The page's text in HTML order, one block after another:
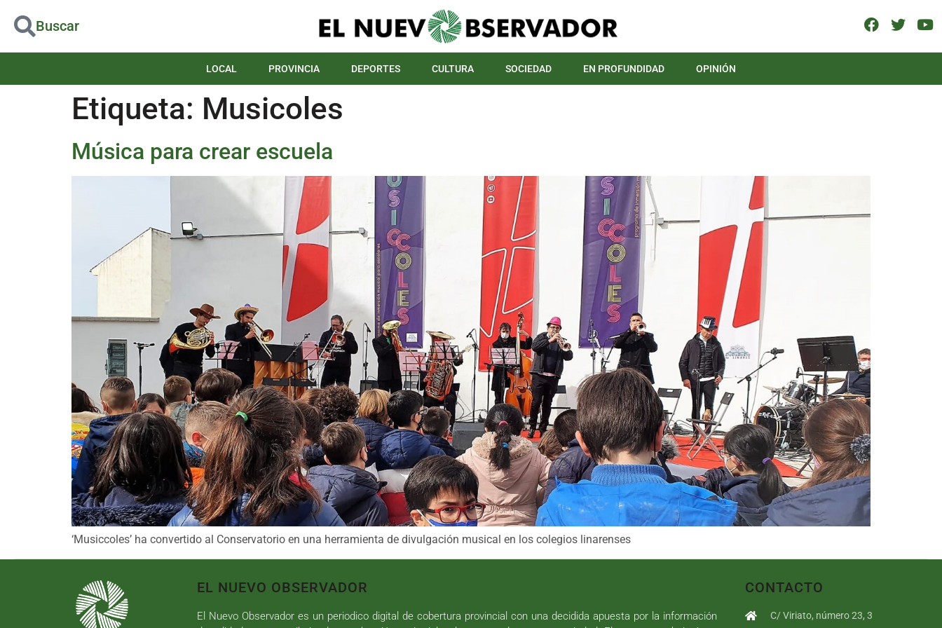
Buscar
LOCAL PROVINCIA DEPORTES CULTURA SOCIEDAD EN PROFUNDIDAD OPINIÓN
Etiqueta: Musicoles
Música para crear escuela
‘Musiccoles’ ha convertido al Conservatorio en una herramienta de divulgación musical en los colegios linarenses
EL NUEVO OBSERVADOR
El Nuevo Observador es un periodico digital de cobertura provincial con una decidida apuesta por la información
CONTACTO
C/ Viriato, número 23, 3